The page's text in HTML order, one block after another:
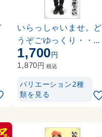
いらっしゃいませ。ど
うぞごゆっくり・・・
コックコート 等身大バ
ナー 素材:ポンジ(薄手
1,700円
1,870円 税込
バリエーション2種
類を見る